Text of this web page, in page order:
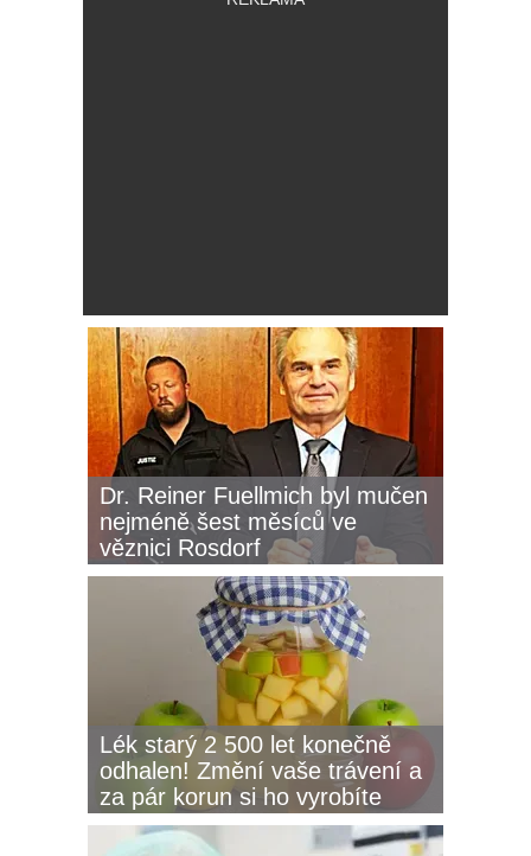
Dr. Reiner Fuellmich byl mučen
nejméně šest měsíců ve
věznici Rosdorf
Lék starý 2 500 let konečně
odhalen! Změní vaše trávení a
za pár korun si ho vyrobíte
sami.